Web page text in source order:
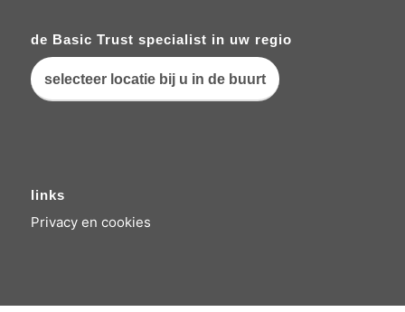
de Basic Trust specialist in uw regio
selecteer locatie bij u in de buurt
links
Privacy en cookies